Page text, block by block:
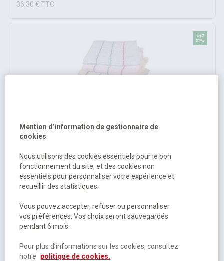
36,30 € TTC
Lavette bouclée
Disponible
49,50 €HT
59,40 €TTC
Mention d’information de gestionnaire de
cookies
Nous utilisons des cookies essentiels pour le bon
fonctionnement du site, et des cookies non
essentiels pour personnaliser votre expérience et
recueillir des statistiques.
Vous pouvez accepter, refuser ou personnaliser
vos préférences. Vos choix seront sauvegardés
pendant 6 mois.
Pour plus d’informations sur les cookies, consultez
notre
politique de cookies.